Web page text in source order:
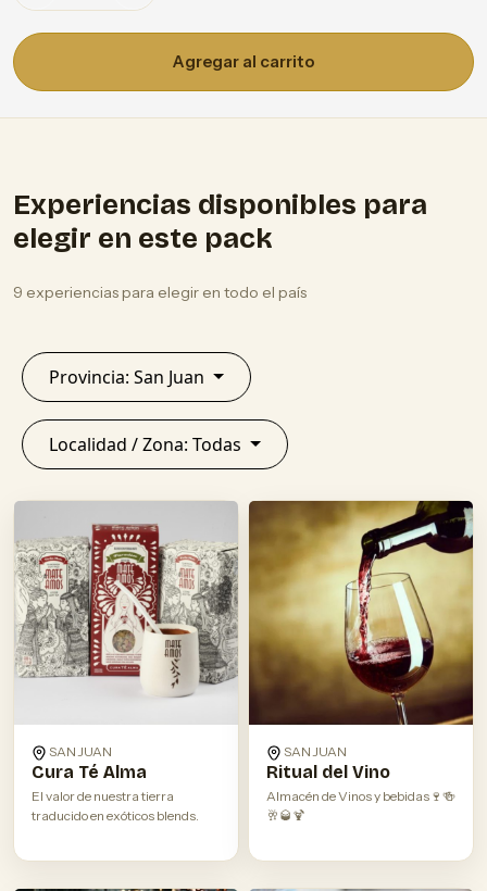
Agregar al carrito
Experiencias disponibles para
elegir en este pack
9 experiencias para elegir en todo el país
Provincia: San Juan
Localidad / Zona: Todas
SAN JUAN
Cura Té Alma
El valor de nuestra tierra
traducido en exóticos blends.
SAN JUAN
Ritual del Vino
Almacén de Vinos y bebidas🍷🍻
🥂🥃🍹